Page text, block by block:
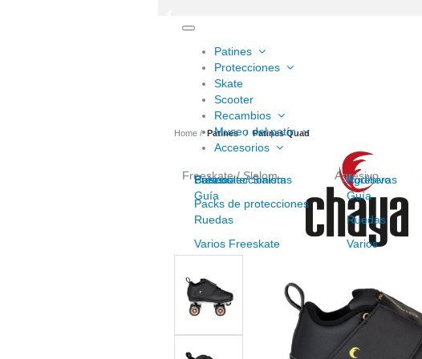
navigation
Patines
Freeskate/ Slalom Agresivo
Protecciones
Cascos Rodilleras
Packs de protecciones
Skate
Scooter
Recambios
Freeskate / Slalom
Guía
Ruedas
Varios Freeskate
Agresivo
Guía
Ruedas
Varios
Museo del patín
Para coleccionistas
Accesorios
Bolsas
Home Patines Patines Quad